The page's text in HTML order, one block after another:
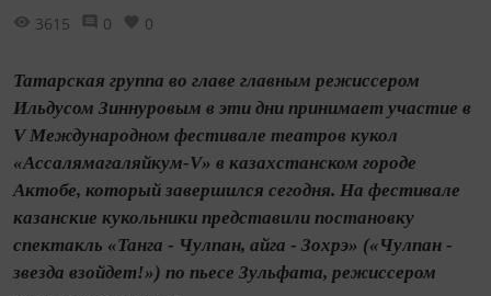
3615 0 0
Татарская группа во главе главным режиссером
Ильдусом Зиннуровым в эти дни принимает участие в
V Международном фестивале театров кукол
«Ассалямагаляйкум-V» в казахстанском городе
Актобе, который завершился сегодня. На фестивале
казанские кукольники представили постановку
спектакль «Танга - Чулпан, айга - Зохрэ» («Чулпан -
звезда взойдет!») по пьесе Зульфата, режиссером